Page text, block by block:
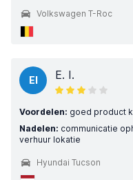
Volkswagen T-Roc
EI E. I.
Voordelen: goed product
Nadelen: communicatie
verhuur lokatie
Hyundai Tucson